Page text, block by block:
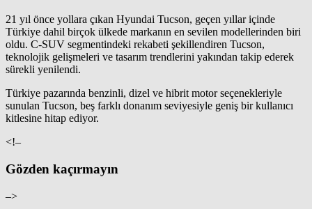
21 yıl önce yollara çıkan Hyundai Tucson, geçen yıllar içinde
Türkiye dahil birçok ülkede markanın en sevilen modellerinden biri
oldu. C-SUV segmentindeki rekabeti şekillendiren Tucson,
teknolojik gelişmeleri ve tasarım trendlerini yakından takip ederek
sürekli yenilendi.
Türkiye pazarında benzinli, dizel ve hibrit motor seçenekleriyle
sunulan Tucson, beş farklı donanım seviyesiyle geniş bir kullanıcı
kitlesine hitap ediyor.
<!–
Gözden kaçırmayın
–>